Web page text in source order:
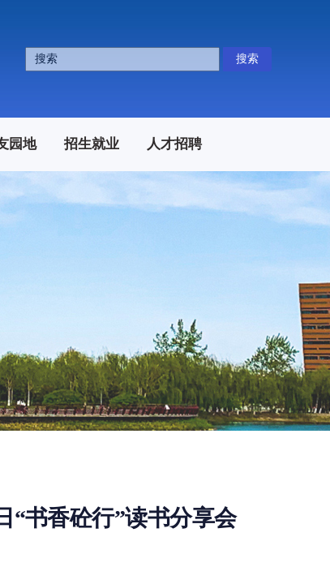
搜索
园地 招生就业 人才招聘
“书香砼行”读书分享会